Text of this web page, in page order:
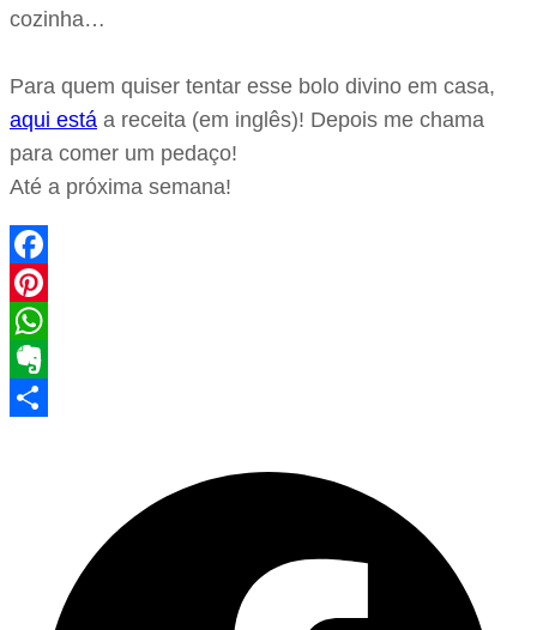
cozinha…
Para quem quiser tentar esse bolo divino em casa,
aqui está a receita (em inglês)! Depois me chama
para comer um pedaço!
Até a próxima semana!
Facebook
Pinterest
WhatsApp
Evernote